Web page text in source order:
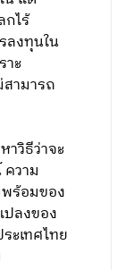
ไร้
ลงทุนใน
าะ
สามารถ
าวิธีว่าจะ
วาม
ร้อมของ
ปลงของ
ะเทศไทย